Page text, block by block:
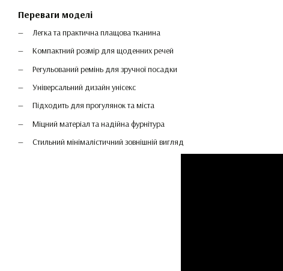
Переваги моделі
Легка та практична плащова тканина
Компактний розмір для щоденних речей
Регульований ремінь для зручної посадки
Універсальний дизайн унісекс
Підходить для прогулянок та міста
Міцний матеріал та надійна фурнітура
Стильний мінімалістичний зовнішній вигляд